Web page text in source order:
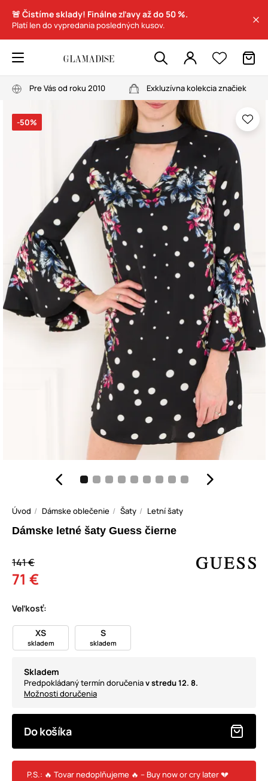
🚨 Čistíme sklady! Finálne zľavy až do 50 %.
Platí len do vypredania posledných kusov.
Pre Vás od roku 2010 Exkluzívna kolekcia značiek
-50%
Úvod Dámske oblečenie Šaty Letní šaty
Dámske letné šaty Guess čierne
141 €
71 €
Veľkosť:
XS
skladem
S
skladem
Skladem
Predpokládaný termín doručeniav stredu 12. 8.
Možnosti doručenia
Do košíka
P.S.: 🔥 Tovar nedoplňujeme 🔥 – Buy now or cry later 💔